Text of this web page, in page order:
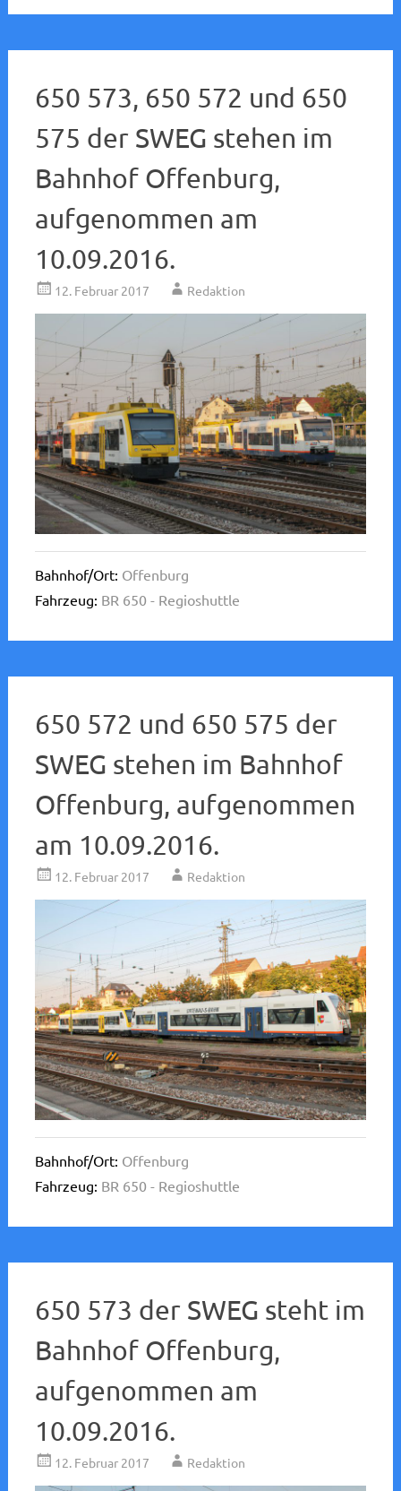
650 573, 650 572 und 650
575 der SWEG stehen im
Bahnhof Offenburg,
aufgenommen am
10.09.2016.
12. Februar 2017 Redaktion
Bahnhof/Ort: Offenburg
Fahrzeug: BR 650 - Regioshuttle
650 572 und 650 575 der
SWEG stehen im Bahnhof
Offenburg, aufgenommen
am 10.09.2016.
12. Februar 2017 Redaktion
Bahnhof/Ort: Offenburg
Fahrzeug: BR 650 - Regioshuttle
650 573 der SWEG steht im
Bahnhof Offenburg,
aufgenommen am
10.09.2016.
12. Februar 2017 Redaktion